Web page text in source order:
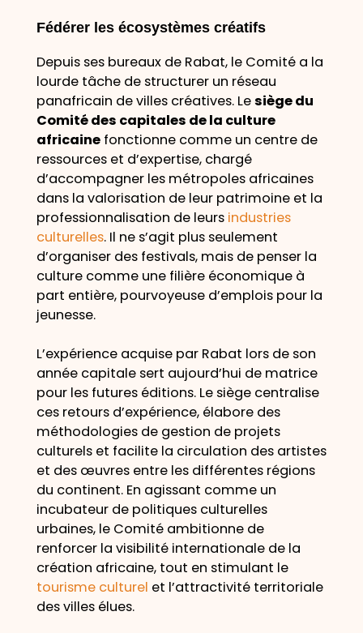
Fédérer les écosystèmes créatifs
Depuis ses bureaux de Rabat, le Comité a la
lourde tâche de structurer un réseau
panafricain de villes créatives. Lesiège du
Comité des capitales de la culture
africainefonctionne comme un centre de
ressources et d’expertise, chargé
d’accompagner les métropoles africaines
dans la valorisation de leur patrimoine et la
professionnalisation de leurs industries
culturelles. Il ne s’agit plus seulement
d’organiser des festivals, mais de penser la
culture comme une filière économique à
part entière, pourvoyeuse d’emplois pour la
jeunesse.
L’expérience acquise par Rabat lors de son
année capitale sert aujourd’hui de matrice
pour les futures éditions. Le siège centralise
ces retours d’expérience, élabore des
méthodologies de gestion de projets
culturels et facilite la circulation des artistes
et des œuvres entre les différentes régions
du continent. En agissant comme un
incubateur de politiques culturelles
urbaines, le Comité ambitionne de
renforcer la visibilité internationale de la
création africaine, tout en stimulant le
tourisme culturel et l’attractivité territoriale
des villes élues.